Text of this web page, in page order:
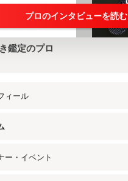
プロのインタビューを読む
鑑定のプロ
ィール
ー・イベント